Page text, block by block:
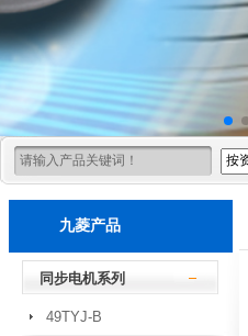
九菱产品
同步电机系列
49TYJ-B